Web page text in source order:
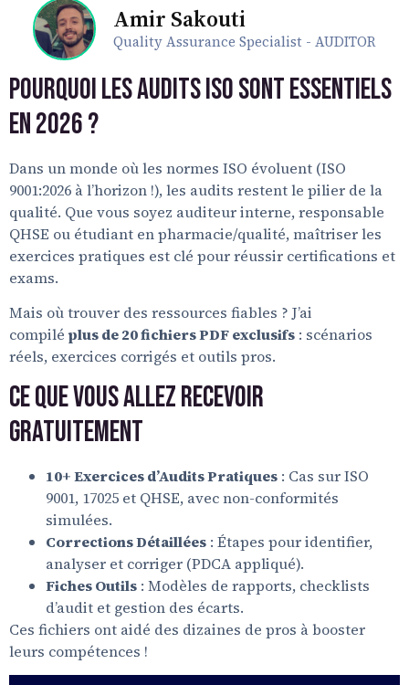
Amir Sakouti
Quality Assurance Specialist - AUDITOR
Pourquoi les Audits ISO Sont Essentiels
en 2026 ?
Dans un monde où les normes ISO évoluent (ISO
9001:2026 à l’horizon !), les audits restent le pilier de la
qualité. Que vous soyez auditeur interne, responsable
QHSE ou étudiant en pharmacie/qualité, maîtriser les
exercices pratiques est clé pour réussir certifications et
exams.
Mais où trouver des ressources fiables ? J’ai
compilé plus de 20 fichiers PDF exclusifs : scénarios
réels, exercices corrigés et outils pros.
Ce Que Vous Allez Recevoir
Gratuitement
10+ Exercices d’Audits Pratiques : Cas sur ISO
9001, 17025 et QHSE, avec non-conformités
simulées.
Corrections Détaillées : Étapes pour identifier,
analyser et corriger (PDCA appliqué).
Fiches Outils : Modèles de rapports, checklists
d’audit et gestion des écarts.
Ces fichiers ont aidé des dizaines de pros à booster
leurs compétences !